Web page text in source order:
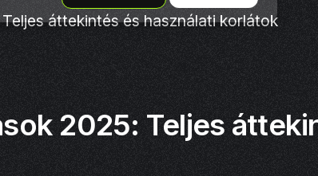
áttekintés és használati korlátok
2025: Teljes